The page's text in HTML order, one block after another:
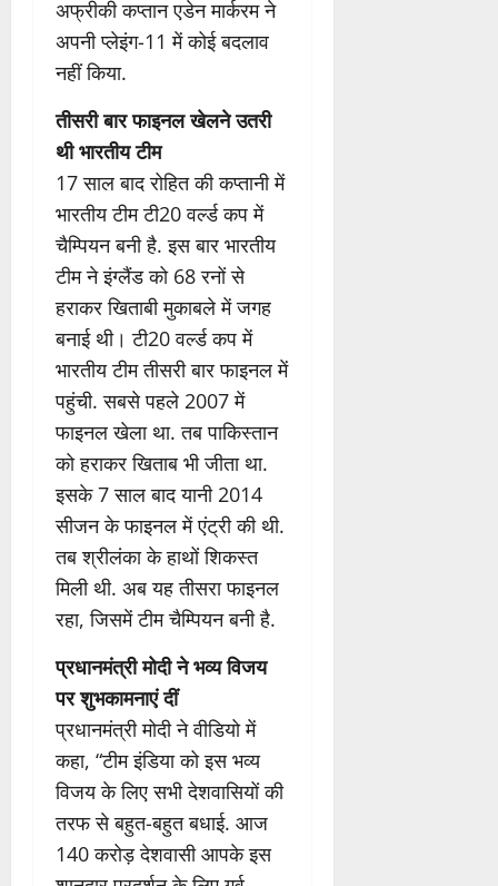
अफ्रीकी कप्तान एडेन मार्करम ने
अपनी प्लेइंग-11 में कोई बदलाव
नहीं किया.
तीसरी बार फाइनल खेलने उतरी
थी भारतीय टीम
17 साल बाद रोहित की कप्तानी में
भारतीय टीम टी20 वर्ल्ड कप में
चैम्पियन बनी है. इस बार भारतीय
टीम ने इंग्लैंड को 68 रनों से
हराकर खिताबी मुकाबले में जगह
बनाई थी। टी20 वर्ल्ड कप में
भारतीय टीम तीसरी बार फाइनल में
पहुंची. सबसे पहले 2007 में
फाइनल खेला था. तब पाकिस्तान
को हराकर खिताब भी जीता था.
इसके 7 साल बाद यानी 2014
सीजन के फाइनल में एंट्री की थी.
तब श्रीलंका के हाथों शिकस्त
मिली थी. अब यह तीसरा फाइनल
रहा, जिसमें टीम चैम्पियन बनी है.
प्रधानमंत्री मोदी ने भव्य विजय
पर शुभकामनाएं दीं
प्रधानमंत्री मोदी ने वीडियो में
कहा, “टीम इंडिया को इस भव्य
विजय के लिए सभी देशवासियों की
तरफ से बहुत-बहुत बधाई. आज
140 करोड़ देशवासी आपके इस